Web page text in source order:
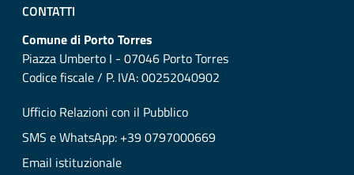
CONTATTI
Comune di Porto Torres
Piazza Umberto I - 07046 Porto Torres
Codice fiscale / P. IVA: 00252040902
Ufficio Relazioni con il Pubblico
SMS e WhatsApp: +39 0797000669
Email istituzionale